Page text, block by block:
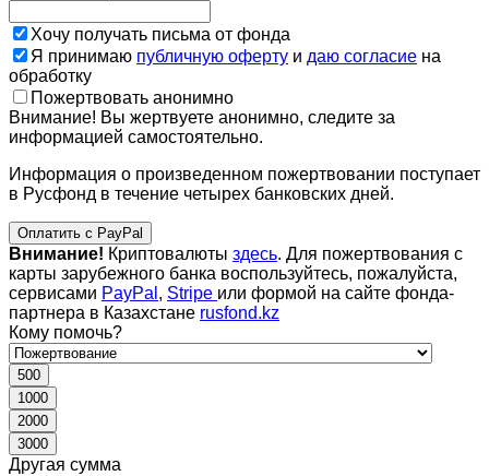
Хочу получать письма от фонда
Я принимаю публичную оферту и даю согласие на
обработку
Пожертвовать анонимно
Внимание! Вы жертвуете анонимно, следите за
информацией самостоятельно.
Информация о произведенном пожертвовании поступает
в Русфонд в течение четырех банковских дней.
Оплатить с PayPal
Внимание! Криптовалюты здесь. Для пожертвования с
карты зарубежного банка воспользуйтесь, пожалуйста,
сервисами PayPal , Stripe или формой на сайте фонда-
партнера в Казахстане rusfond.kz
Кому помочь?
500
1000
2000
3000
Другая сумма